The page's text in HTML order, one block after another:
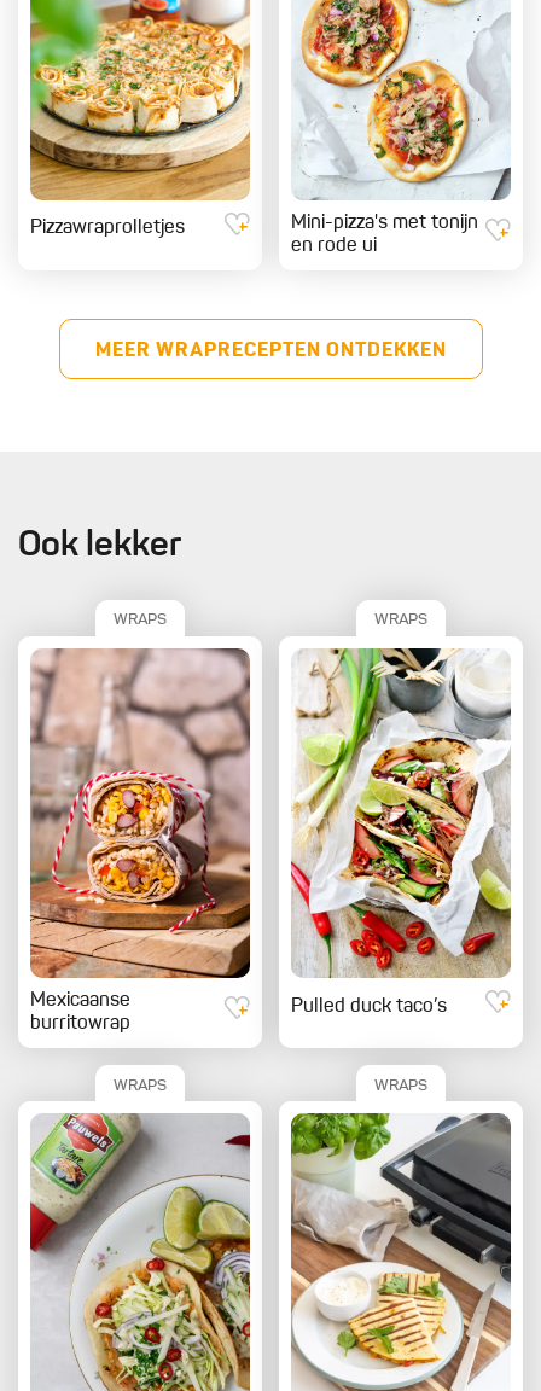
Pizzawraprolletjes
Mini-pizza's met tonijn
en rode ui
MEER WRAPRECEPTEN ONTDEKKEN
Ook lekker
WRAPS
Mexicaanse
burritowrap
WRAPS
Pulled duck taco’s
WRAPS WRAPS